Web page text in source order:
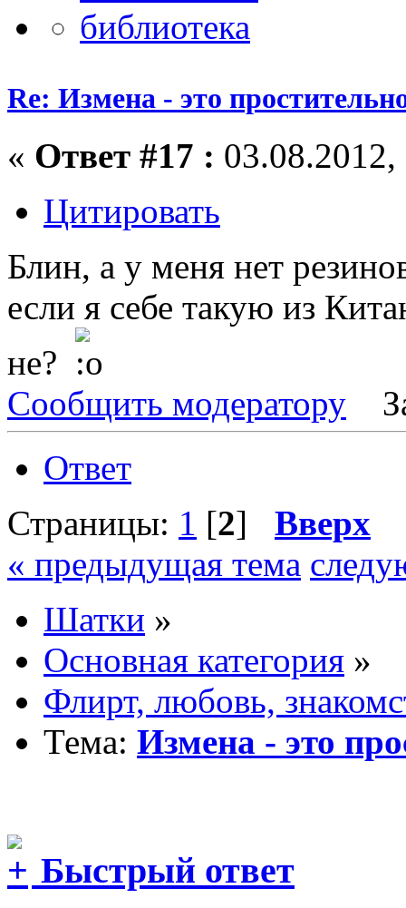
Re: Измена - это
« Ответ #17 :
Цитировать
Блин, а у меня нет
если я себе такую из
не?
Сообщить модератору
Ответ
Страницы: 1 [2] Вверх
« предыдущая тема
Шатки »
Основная категория »
Флирт, любовь,
Тема: Измена - это
Быстрый ответ